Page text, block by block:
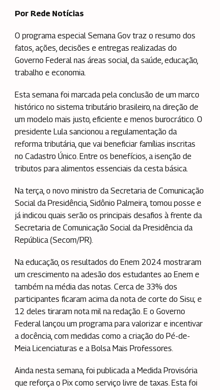
Por Rede Notícias
O programa especial Semana Gov traz o resumo dos
fatos, ações, decisões e entregas realizadas do
Governo Federal nas áreas social, da saúde, educação,
trabalho e economia.
Esta semana foi marcada pela conclusão de um marco
histórico no sistema tributário brasileiro, na direção de
um modelo mais justo, eficiente e menos burocrático. O
presidente Lula sancionou a regulamentação da
reforma tributária, que vai beneficiar famílias inscritas
no Cadastro Único. Entre os benefícios, a isenção de
tributos para alimentos essenciais da cesta básica.
Na terça, o novo ministro da Secretaria de Comunicação
Social da Presidência, Sidônio Palmeira, tomou posse e
já indicou quais serão os principais desafios à frente da
Secretaria de Comunicação Social da Presidência da
República (Secom/PR).
Na educação, os resultados do Enem 2024 mostraram
um crescimento na adesão dos estudantes ao Enem e
também na média das notas. Cerca de 33% dos
participantes ficaram acima da nota de corte do Sisu; e
12 deles tiraram nota mil na redação. E o Governo
Federal lançou um programa para valorizar e incentivar
a docência, com medidas como a criação do Pé-de-
Meia Licenciaturas e a Bolsa Mais Professores.
Ainda nesta semana, foi publicada a Medida Provisória
que reforça o Pix como serviço livre de taxas. Esta foi